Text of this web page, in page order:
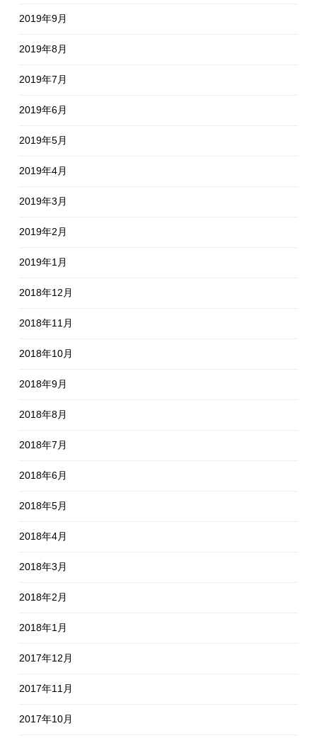
2019年9月
2019年8月
2019年7月
2019年6月
2019年5月
2019年4月
2019年3月
2019年2月
2019年1月
2018年12月
2018年11月
2018年10月
2018年9月
2018年8月
2018年7月
2018年6月
2018年5月
2018年4月
2018年3月
2018年2月
2018年1月
2017年12月
2017年11月
2017年10月